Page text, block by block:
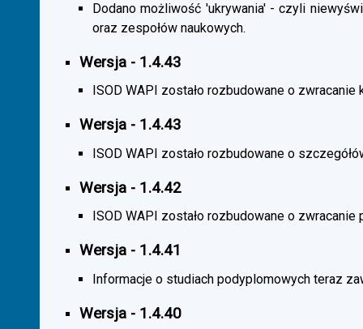
Dodano możliwość 'ukrywania' - czyli
oraz zespołów naukowych.
Wersja - 1.4.43
ISOD WAPI zostało rozbudowane o
Wersja - 1.4.43
ISOD WAPI zostało rozbudowane o
Wersja - 1.4.42
ISOD WAPI zostało rozbudowane o zwracanie
Wersja - 1.4.41
Informacje o studiach podyplomowych teraz
Wersja - 1.4.40